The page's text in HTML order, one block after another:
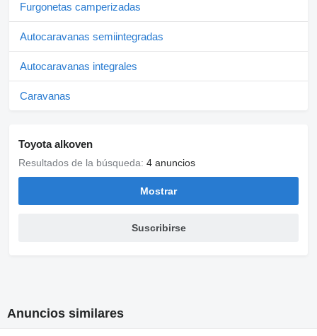
Furgonetas camperizadas
Autocaravanas semiintegradas
Autocaravanas integrales
Caravanas
Toyota alkoven
Resultados de la búsqueda: 4 anuncios
Mostrar
Suscribirse
Anuncios similares